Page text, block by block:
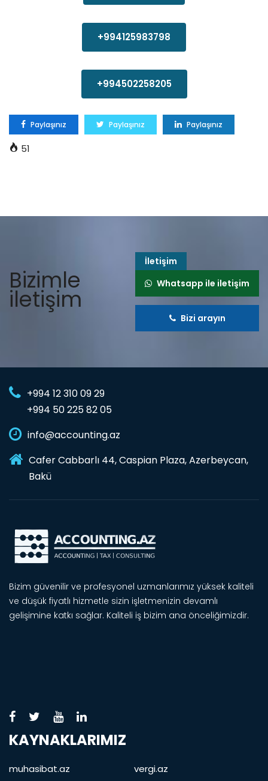
+994125983798
+994502258205
Paylaşınız Paylaşınız Paylaşınız
51
Bizimle
iletişim
İletişim
Whatsapp ile iletişim
Bizi arayın
+994 12 310 09 29
+994 50 225 82 05
info@accounting.az
Cafer Cabbarlı 44, Caspian Plaza, Azerbeycan,
Bakü
Bizim güvenilir ve profesyonel uzmanlarımız yüksek kaliteli
ve düşük fiyatlı hizmetle sizin işletmenizin devamlı
gelişimine katkı sağlar. Kaliteli iş bizim ana önceliğimizdir.
KAYNAKLARIMIZ
muhasibat.az vergi.az